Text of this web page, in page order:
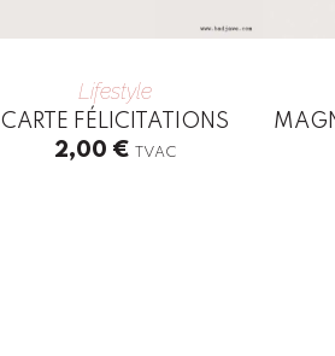
Lifestyle
CARTE FÉLICITATIONS
2,00 € TVAC